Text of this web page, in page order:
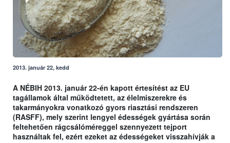
2013. január 22, kedd
A NÉBIH 2013. január 22-én kapott értesítést az EU
tagállamok által működtetett, az élelmiszerekre és
takarmányokra vonatkozó gyors riasztási rendszeren
(RASFF), mely szerint lengyel édességek gyártása során
feltehetően rágcsálóméreggel szennyezett tejport
használtak fel, ezért ezeket az édességeket visszahívják a